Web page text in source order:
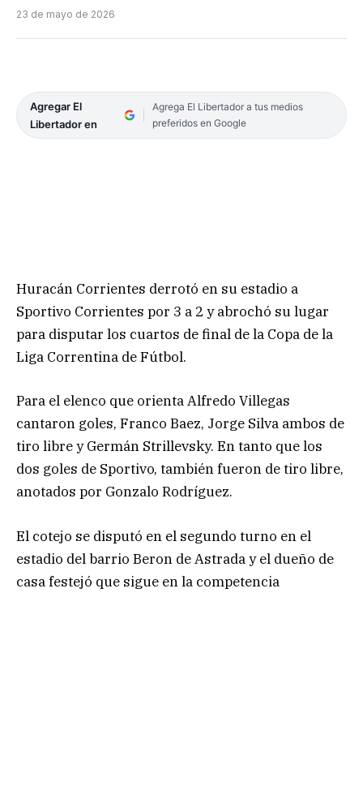
23 de mayo de 2026
Agregar El
Libertador en
Agrega El Libertador a tus medios
preferidos en Google
Huracán Corrientes derrotó en su estadio a
Sportivo Corrientes por 3 a 2 y abrochó su lugar
para disputar los cuartos de final de la Copa de la
Liga Correntina de Fútbol.
Para el elenco que orienta Alfredo Villegas
cantaron goles, Franco Baez, Jorge Silva ambos de
tiro libre y Germán Strillevsky. En tanto que los
dos goles de Sportivo, también fueron de tiro libre,
anotados por Gonzalo Rodríguez.
El cotejo se disputó en el segundo turno en el
estadio del barrio Beron de Astrada y el dueño de
casa festejó que sigue en la competencia